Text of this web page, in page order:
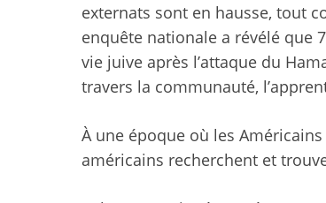
externats sont en hausse, tout
enquête nationale a révélé que
vie juive après l’attaque du
travers la communauté,
À une époque où les
américains recherchent et